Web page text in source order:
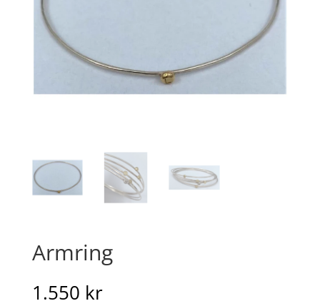
Armring
1.550 kr